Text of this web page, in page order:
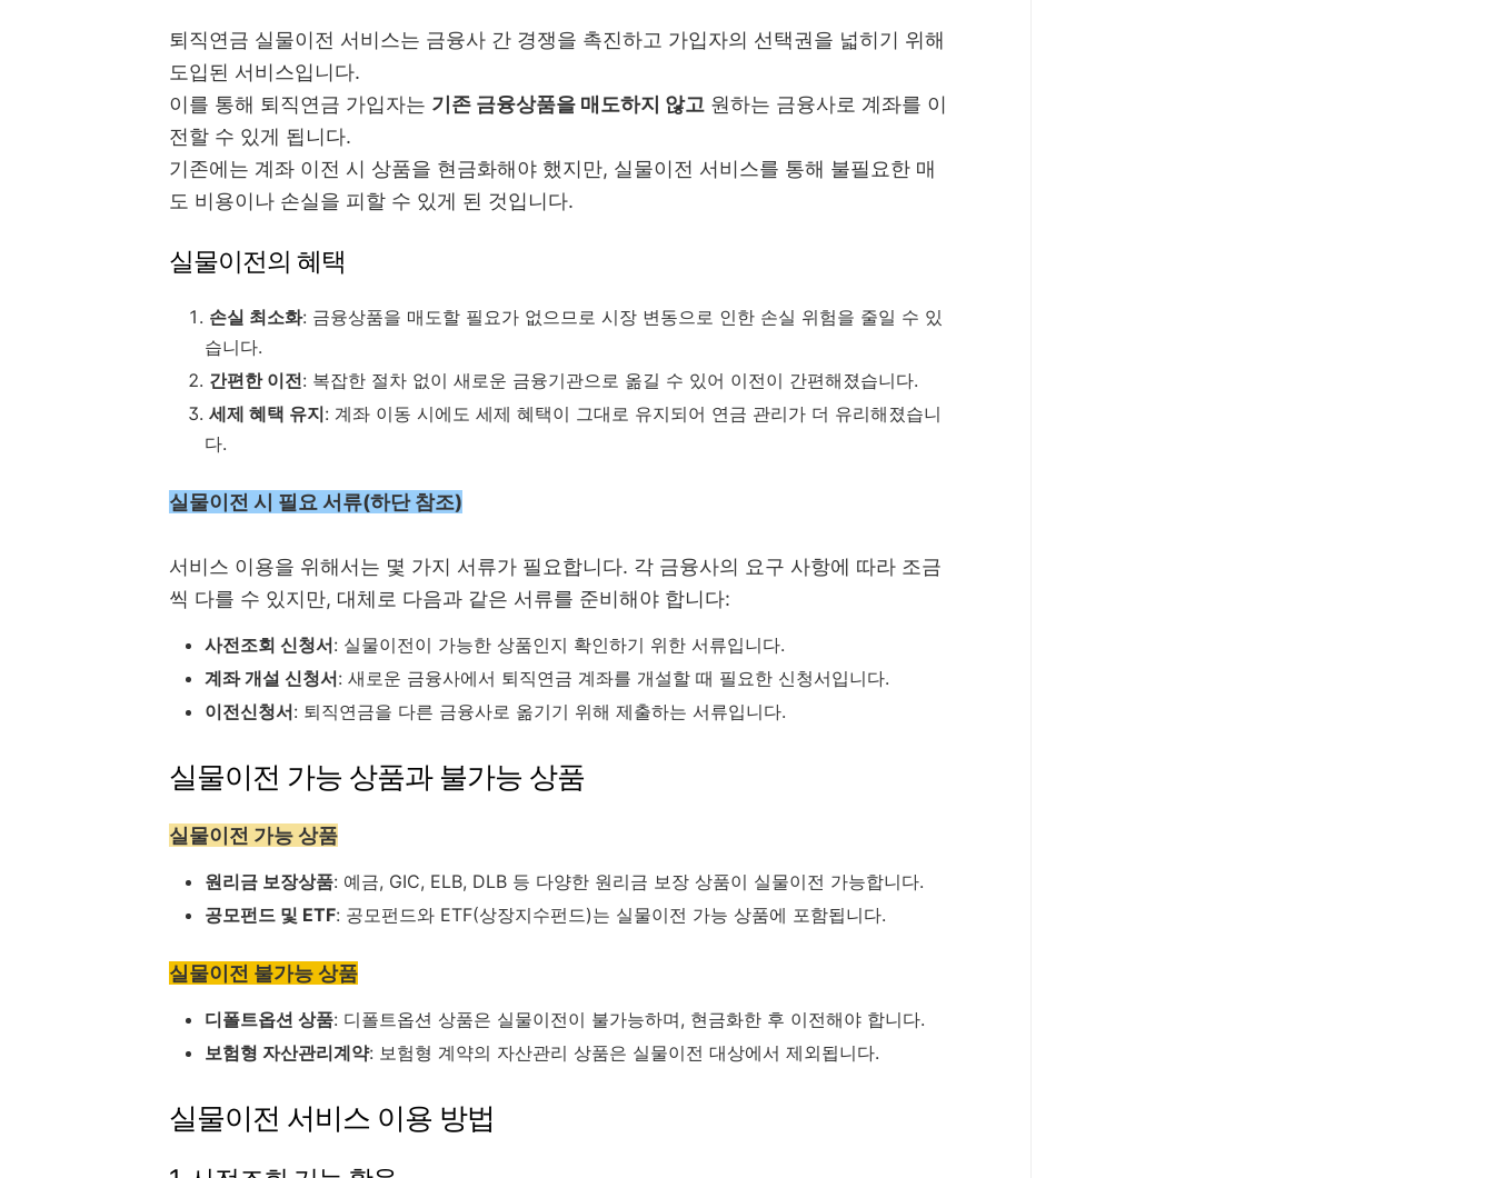
퇴직연금 실물이전 서비스는 금융사 간 경쟁을 촉진하고 가입자의 선택권을 넓히기 위해
도입된 서비스입니다.
이를 통해 퇴직연금 가입자는 기존 금융상품을 매도하지 않고 원하는 금융사로 계좌를 이
전할 수 있게 됩니다.
기존에는 계좌 이전 시 상품을 현금화해야 했지만, 실물이전 서비스를 통해 불필요한 매
도 비용이나 손실을 피할 수 있게 된 것입니다.
실물이전의 혜택
손실 최소화: 금융상품을 매도할 필요가 없으므로 시장 변동으로 인한 손실 위험을 줄일 수 있
습니다.
간편한 이전: 복잡한 절차 없이 새로운 금융기관으로 옮길 수 있어 이전이 간편해졌습니다.
세제 혜택 유지: 계좌 이동 시에도 세제 혜택이 그대로 유지되어 연금 관리가 더 유리해졌습니
다.
실물이전 시 필요 서류(하단 참조)
서비스 이용을 위해서는 몇 가지 서류가 필요합니다. 각 금융사의 요구 사항에 따라 조금
씩 다를 수 있지만, 대체로 다음과 같은 서류를 준비해야 합니다:
사전조회 신청서: 실물이전이 가능한 상품인지 확인하기 위한 서류입니다.
계좌 개설 신청서: 새로운 금융사에서 퇴직연금 계좌를 개설할 때 필요한 신청서입니다.
이전신청서: 퇴직연금을 다른 금융사로 옮기기 위해 제출하는 서류입니다.
실물이전 가능 상품과 불가능 상품
실물이전 가능 상품
원리금 보장상품: 예금, GIC, ELB, DLB 등 다양한 원리금 보장 상품이 실물이전 가능합니다.
공모펀드 및 ETF: 공모펀드와 ETF(상장지수펀드)는 실물이전 가능 상품에 포함됩니다.
실물이전 불가능 상품
디폴트옵션 상품: 디폴트옵션 상품은 실물이전이 불가능하며, 현금화한 후 이전해야 합니다.
보험형 자산관리계약: 보험형 계약의 자산관리 상품은 실물이전 대상에서 제외됩니다​.
실물이전 서비스 이용 방법